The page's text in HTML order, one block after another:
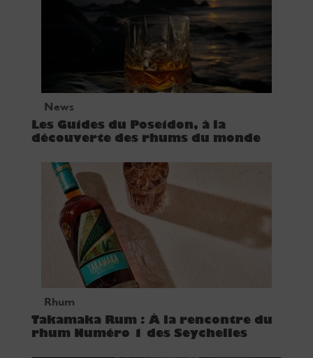
News
Les Guides du Poseidon, à la
découverte des rhums du monde
Rhum
Takamaka Rum : À la rencontre du
rhum Numéro 1 des Seychelles